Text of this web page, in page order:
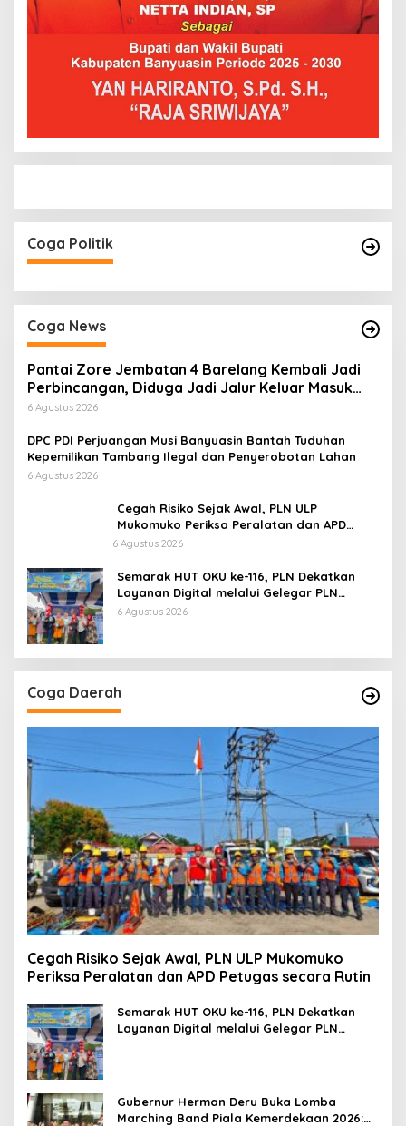
Coga Politik
Coga News
Pantai Zore Jembatan 4 Barelang Kembali Jadi
Perbincangan, Diduga Jadi Jalur Keluar Masuk
Barang Tanpa Dokumen Kepabeanan, Nama
Mengungkap Dugaan Aktivitas di Kawasan Pesisir
6 Agustus 2026
DPC PDI Perjuangan Musi Banyuasin Bantah Tuduhan
Kepemilikan Tambang Ilegal dan Penyerobotan Lahan
6 Agustus 2026
Cegah Risiko Sejak Awal, PLN ULP
Mukomuko Periksa Peralatan dan APD
Petugas secara Rutin
6 Agustus 2026
Semarak HUT OKU ke-116, PLN Dekatkan
Layanan Digital melalui Gelegar PLN
Mobile 2026
6 Agustus 2026
Coga Daerah
Cegah Risiko Sejak Awal, PLN ULP Mukomuko
Periksa Peralatan dan APD Petugas secara Rutin
Semarak HUT OKU ke-116, PLN Dekatkan
Layanan Digital melalui Gelegar PLN
Gubernur Herman Deru Buka Lomba
Marching Band Piala Kemerdekaan 2026: